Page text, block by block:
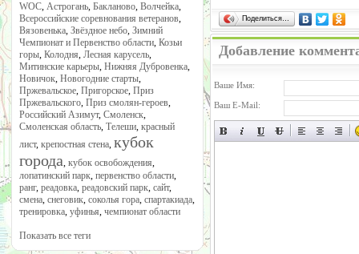
WOC, Астрогань, Бакланово, Волчейка,
Всероссийские соревнования ветеранов,
Вязовенька, Звёздное небо, Зимний
Чемпионат и Первенство области, Козьи
горы, Колодня, Лесная карусель,
Митинские карьеры, Нижняя Дубровенка,
Новичок, Новогодние старты,
Пржевальское, Пригорское, Приз
Пржевальского, Приз смолян-героев,
Российский Азимут, Смоленск,
Смоленская область, Телеши, красный
лист, крепостная стена, кубок
города, кубок освобождения,
лопатинский парк, первенство области,
ранг, реадовка, реадовский парк, сайт,
смена, снеговик, соколья гора, спартакиада,
тренировка, уфинья, чемпионат области
Показать все теги
Поделиться…
Добавление
Ваше Имя:
Ваш E-Mail: